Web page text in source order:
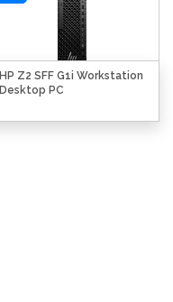
HP Z2 SFF G1i Workstation
Desktop PC